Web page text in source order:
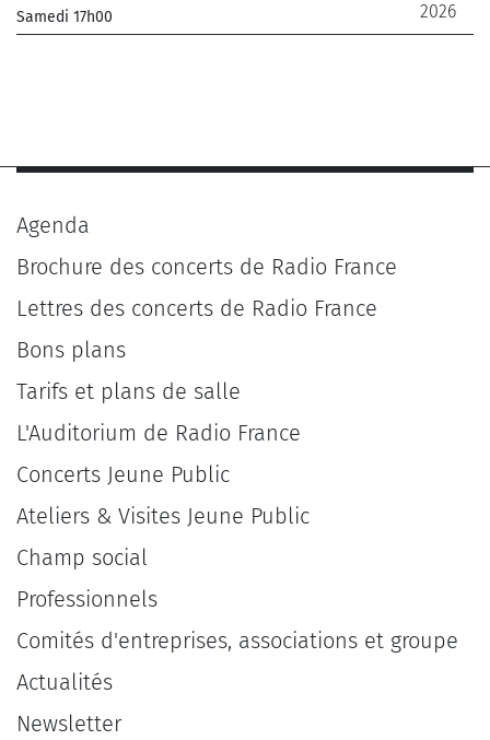
Samedi 17h00
2026
Agenda
Brochure des concerts de Radio France
Lettres des concerts de Radio France
Bons plans
Tarifs et plans de salle
L'Auditorium de Radio France
Concerts Jeune Public
Ateliers & Visites Jeune Public
Champ social
Professionnels
Comités d'entreprises, associations et groupe
Actualités
Newsletter